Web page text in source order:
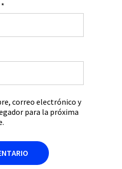
*
correo electrónico y
para la próxima